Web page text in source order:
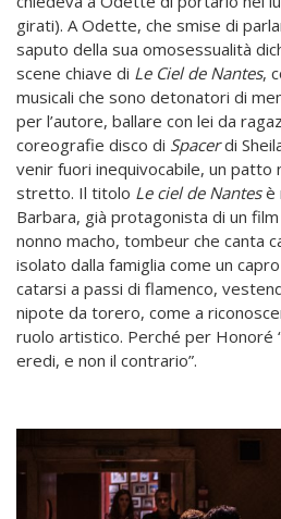
girati). A Odette, che smise di
saputo della sua omosessualità
scene chiave di Le Ciel de Nantes,
musicali che sono detonatori di
per l’autore, ballare con lei da
coreografie disco di Spacerdi
venir fuori inequivocabile, un patto
stretto. Il titolo Le ciel de Nantesè
Barbara, già protagonista di un
nonno macho, tombeur che canta
isolato dalla famiglia come un
catarsi a passi di flamenco,
nipote da torero, come a
ruolo artistico. Perché per Honoré
eredi, e non il contrario”.